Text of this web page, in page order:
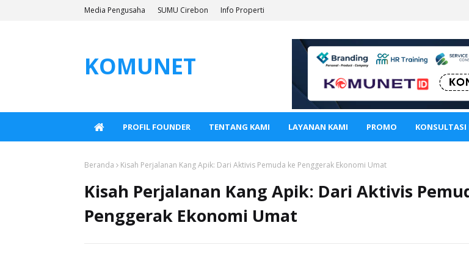
Media Pengusaha SUMU Cirebon Info Properti
KOMUNET
PROFIL FOUNDER TENTANG KAMI LAYANAN KAMI PROMO KONSULTASI
Beranda Kisah Perjalanan Kang Apik: Dari Aktivis Pemuda ke Penggerak Ekonomi Umat
Kisah Perjalanan Kang Apik: Dari Aktivis
Penggerak Ekonomi Umat